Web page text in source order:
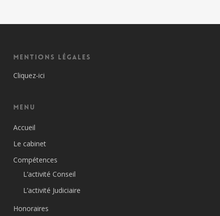
Mentions Légales
Cliquez-ici
Menu
Accueil
Le cabinet
Compétences
L’activité Conseil
L’activité Judiciaire
Honoraires